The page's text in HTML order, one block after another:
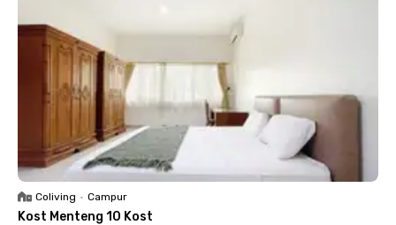
Coliving • Campur
Kost Menteng 10 Kost